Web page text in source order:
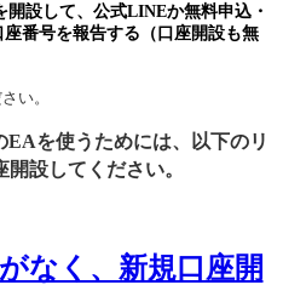
設して、公式LINEか無料申込・
番号を報告する（口座開設も無
い。
を使うためには、以下のリ
設してください。
なく、新規口座開